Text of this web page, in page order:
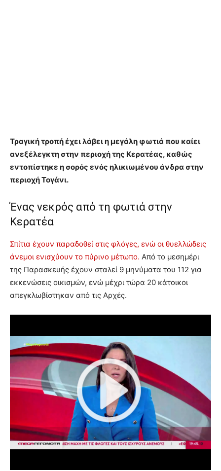
Τραγική τροπή έχει λάβει η μεγάλη φωτιά που καίει
ανεξέλεγκτη στην περιοχή της Κερατέας, καθώς
εντοπίστηκε η σορός ενός ηλικιωμένου άνδρα στην
περιοχή Τογάνι.
Ένας νεκρός από τη φωτιά στην
Κερατέα
Σπίτια έχουν παραδοθεί στις φλόγες, ενώ οι θυελλώδεις
άνεμοι ενισχύουν το πύρινο μέτωπο. Από το μεσημέρι
της Παρασκευής έχουν σταλεί 9 μηνύματα του 112 για
εκκενώσεις οικισμών, ενώ μέχρι τώρα 20 κάτοικοι
απεγκλωβίστηκαν από τις Αρχές.